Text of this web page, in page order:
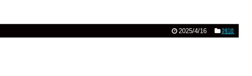
2025/4/16 雑談